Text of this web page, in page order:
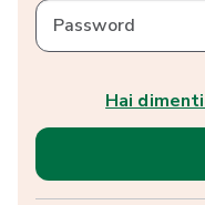
Password
Hai